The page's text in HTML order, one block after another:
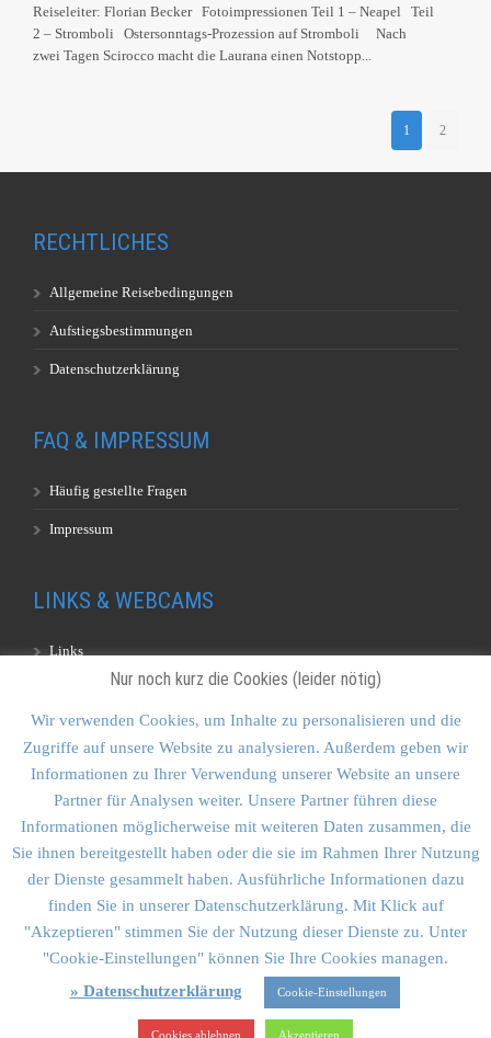
Reiseleiter: Florian Becker Fotoimpressionen Teil 1 – Neapel Teil
2 – Stromboli Ostersonntags-Prozession auf Stromboli Nach
zwei Tagen Scirocco macht die Laurana einen Notstopp...
1 2
RECHTLICHES
Allgemeine Reisebedingungen
Aufstiegsbestimmungen
Datenschutzerklärung
FAQ & IMPRESSUM
Häufig gestellte Fragen
Impressum
LINKS & WEBCAMS
Links
KONTAKT & SITEMAP
Kontakt
Sitemap
Vulkankultour-BUFF®
Vulkankultour Goldstein & Schmid GbR • Planegger Str. 12A •
81241 München
Nur noch kurz die Cookies (leider nötig)
Wir verwenden Cookies, um Inhalte zu personalisieren und die
Zugriffe auf unsere Website zu analysieren. Außerdem geben wir
Informationen zu Ihrer Verwendung unserer Website an unsere
Partner für Analysen weiter. Unsere Partner führen diese
Informationen möglicherweise mit weiteren Daten zusammen, die
Sie ihnen bereitgestellt haben oder die sie im Rahmen Ihrer Nutzung
der Dienste gesammelt haben. Ausführliche Informationen dazu
finden Sie in unserer Datenschutzerklärung. Mit Klick auf
"Akzeptieren" stimmen Sie der Nutzung dieser Dienste zu. Unter
"Cookie-Einstellungen" können Sie Ihre Cookies managen.
» Datenschutzerklärung
Cookie-Einstellungen
Cookies ablehnen Akzeptieren